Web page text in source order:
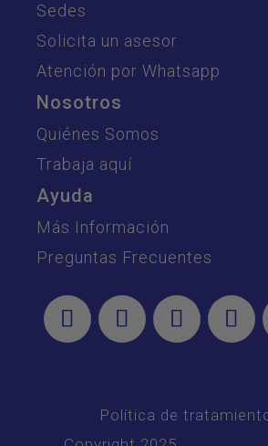
Sedes
Solicita un asesor
Atención por Whatsapp
Nosotros
Quiénes Somos
Trabaja aquí
Ayuda
Más Información
Preguntas Frecuentes
Política de